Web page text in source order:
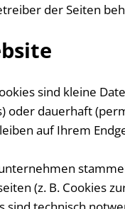
der Seiten
sind kleine
dauerhaft
auf Ihrem
(z. B. Cookies